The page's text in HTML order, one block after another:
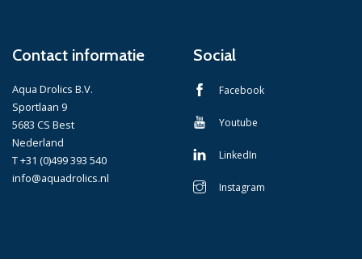
Contact informatie
Aqua Drolics B.V.
Sportlaan 9
5683 CS Best
Nederland
T +31 (0)499 393 540
info@aquadrolics.nl
Social
Facebook
Youtube
LinkedIn
Instagram